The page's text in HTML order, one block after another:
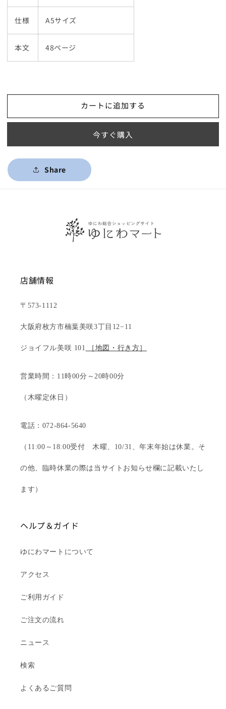
仕様 A5サイズ
本文 48ページ
カートに追加する
今すぐ購入
Share
店舗情報
〒573-1112
大阪府枚方市楠葉美咲3丁目12−11
ジョイフル美咲 101 ［地図・行き方］
営業時間：11時00分～20時00分
（木曜定休日）
電話：072-864-5640
（11:00～18:00受付 木曜、10/31、年末年始は休業。そ
の他、臨時休業の際は当サイトお知らせ欄に記載いたし
ます）
ヘルプ＆ガイド
ゆにわマートについて
アクセス
ご利用ガイド
ご注文の流れ
ニュース
検索
よくあるご質問